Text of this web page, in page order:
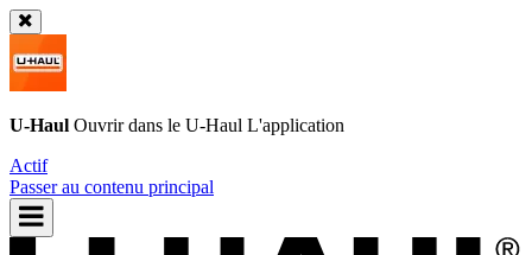
U-Haul Ouvrir dans le U-Haul L'application
Actif
Passer au contenu principal